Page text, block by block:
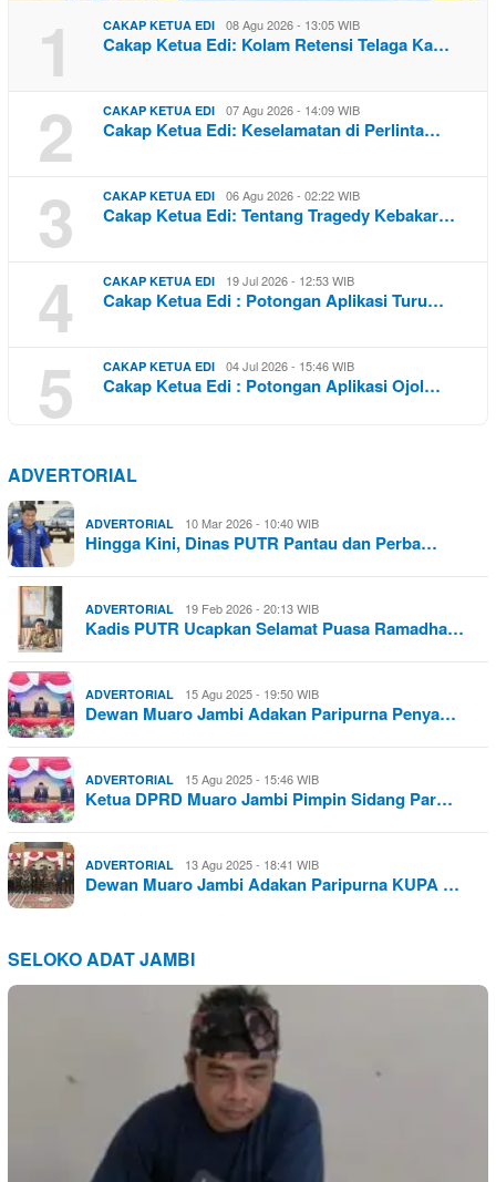
1 CAKAP KETUA EDI 08 Agu 2026 - 13:05 WIB
Cakap Ketua Edi: Kolam Retensi Telaga Ka…
2 CAKAP KETUA EDI 07 Agu 2026 - 14:09 WIB
Cakap Ketua Edi: Keselamatan di Perlinta…
3 CAKAP KETUA EDI 06 Agu 2026 - 02:22 WIB
Cakap Ketua Edi: Tentang Tragedy Kebakar…
4 CAKAP KETUA EDI 19 Jul 2026 - 12:53 WIB
Cakap Ketua Edi : Potongan Aplikasi Turu…
5 CAKAP KETUA EDI 04 Jul 2026 - 15:46 WIB
Cakap Ketua Edi : Potongan Aplikasi Ojol…
ADVERTORIAL
ADVERTORIAL 10 Mar 2026 - 10:40 WIB
Hingga Kini, Dinas PUTR Pantau dan Perba…
ADVERTORIAL 19 Feb 2026 - 20:13 WIB
Kadis PUTR Ucapkan Selamat Puasa Ramadha…
ADVERTORIAL 15 Agu 2025 - 19:50 WIB
Dewan Muaro Jambi Adakan Paripurna Penya…
ADVERTORIAL 15 Agu 2025 - 15:46 WIB
Ketua DPRD Muaro Jambi Pimpin Sidang Par…
ADVERTORIAL 13 Agu 2025 - 18:41 WIB
Dewan Muaro Jambi Adakan Paripurna KUPA …
SELOKO ADAT JAMBI